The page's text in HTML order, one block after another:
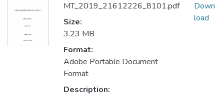
MT_2019_21612226_8101.pdf
Size:
3.23 MB
Format:
Adobe Portable Document
Format
Description:
Down
load